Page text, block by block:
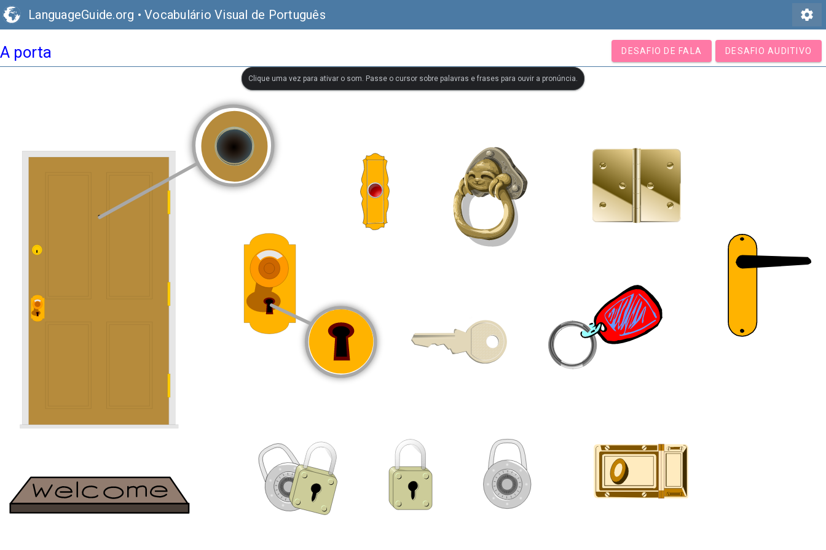
LanguageGuide.org • Vocabulário Visual de Português settings
A porta DESAFIO DE FALA DESAFIO AUDITIVO
Clique uma vez para ativar o som. Passe o cursor sobre palavras e frases para ouvir a pronúncia.